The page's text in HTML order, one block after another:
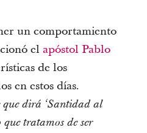
un comportamiento
el apóstol Pablo
de los
en estos días.
dirá ‘Santidad al
tratamos de ser